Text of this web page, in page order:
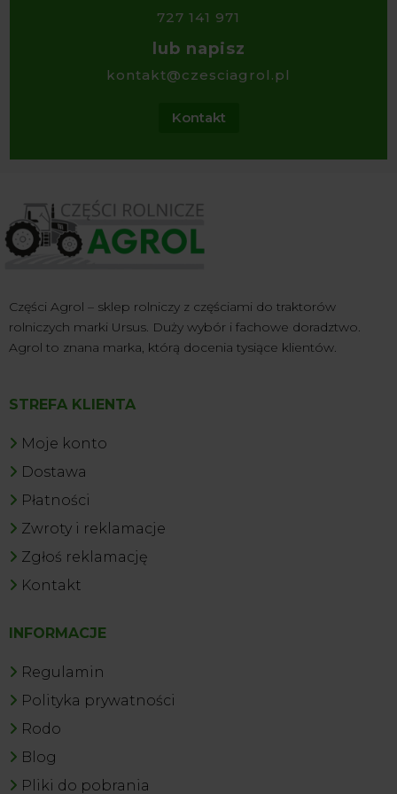
727 141 971
lub napisz
kontakt@czesciagrol.pl
Kontakt
Części Agrol – sklep rolniczy z częściami do traktorów
rolniczych marki Ursus. Duży wybór i fachowe doradztwo.
Agrol to znana marka, którą docenia tysiące klientów.
STREFA KLIENTA
Moje konto
Dostawa
Płatności
Zwroty i reklamacje
Zgłoś reklamację
Kontakt
INFORMACJE
Regulamin
Polityka prywatności
Rodo
Blog
Pliki do pobrania